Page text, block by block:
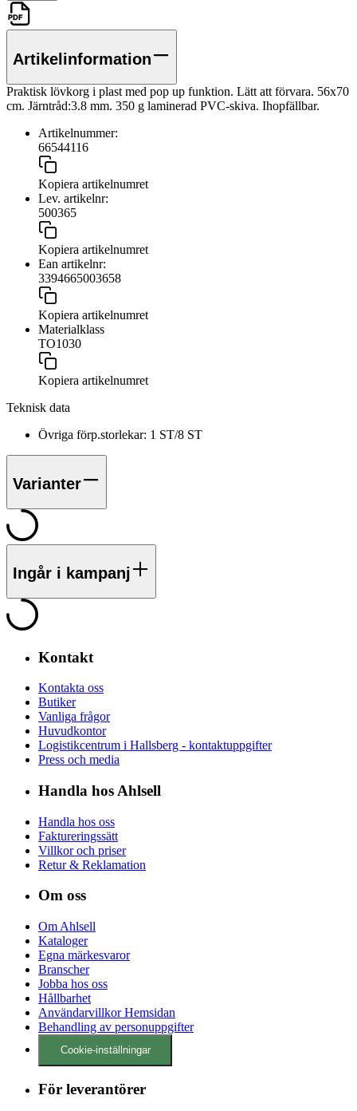
Artikelinformation
Praktisk lövkorg i plast med pop up funktion. Lätt att förvara. 56x70
cm. Järntråd:3.8 mm. 350 g laminerad PVC-skiva. Ihopfällbar.
Artikelnummer:
66544116
Kopiera artikelnumret
Lev. artikelnr:
500365
Kopiera artikelnumret
Ean artikelnr:
3394665003658
Kopiera artikelnumret
Materialklass
TO1030
Kopiera artikelnumret
Teknisk data
Övriga förp.storlekar: 1 ST/8 ST
Varianter
Ingår i kampanj
Kontakt
Kontakta oss
Butiker
Vanliga frågor
Huvudkontor
Logistikcentrum i Hallsberg - kontaktuppgifter
Press och media
Handla hos Ahlsell
Handla hos oss
Faktureringssätt
Villkor och priser
Retur & Reklamation
Om oss
Om Ahlsell
Kataloger
Egna märkesvaror
Branscher
Jobba hos oss
Hållbarhet
Användarvillkor Hemsidan
Behandling av personuppgifter
Cookie-inställningar
För leverantörer